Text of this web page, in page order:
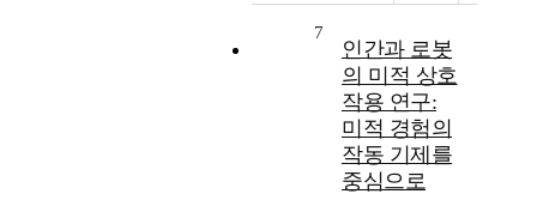
7
인간과 로봇
의 미적 상호
작용 연구:
미적 경험의
작동 기제를
중심으로